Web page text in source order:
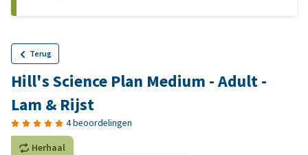
Terug
Hill's Science Plan Medium - Adult -
Lam & Rijst
4 beoordelingen
Herhaal